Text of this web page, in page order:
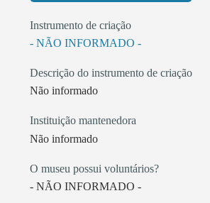
Instrumento de criação
- NÃO INFORMADO -
Descrição do instrumento de criação
Não informado
Instituição mantenedora
Não informado
O museu possui voluntários?
- NÃO INFORMADO -